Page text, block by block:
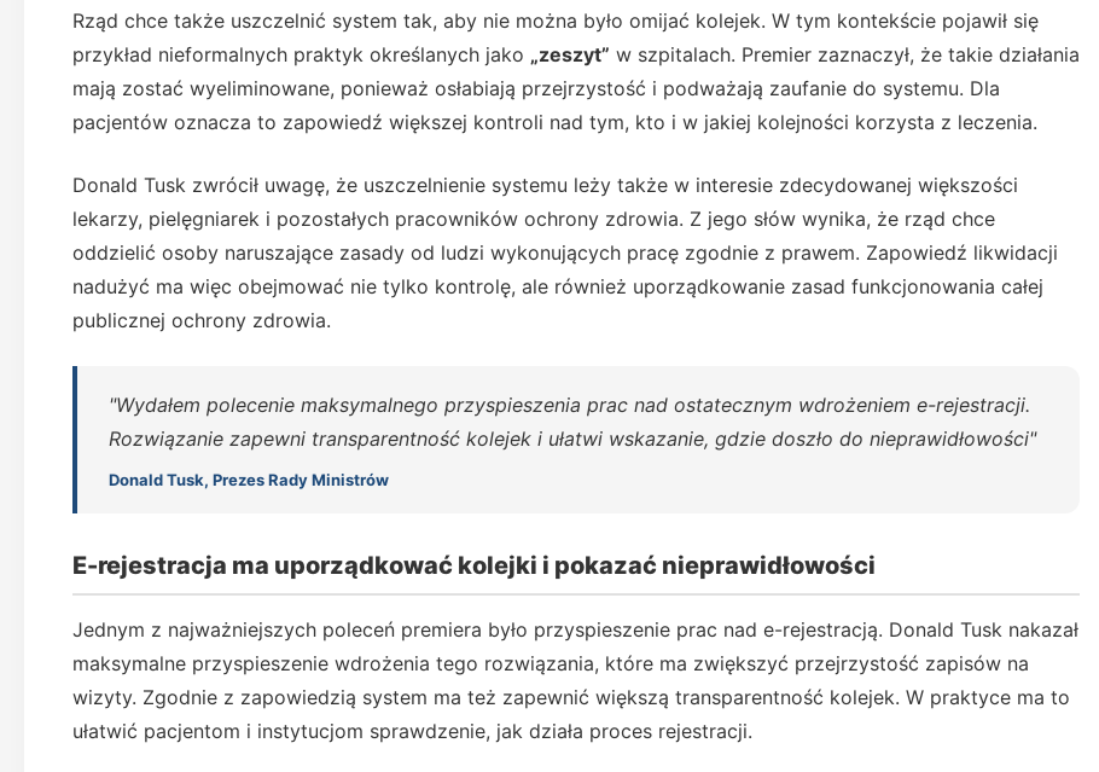
Rząd chce także uszczelnić system tak, aby nie można było omijać kolejek. W tym kontekście pojawił się
przykład nieformalnych praktyk określanych jako „zeszyt” w szpitalach. Premier zaznaczył, że takie działania
mają zostać wyeliminowane, ponieważ osłabiają przejrzystość i podważają zaufanie do systemu. Dla
pacjentów oznacza to zapowiedź większej kontroli nad tym, kto i w jakiej kolejności korzysta z leczenia.
Donald Tusk zwrócił uwagę, że uszczelnienie systemu leży także w interesie zdecydowanej większości
lekarzy, pielęgniarek i pozostałych pracowników ochrony zdrowia. Z jego słów wynika, że rząd chce
oddzielić osoby naruszające zasady od ludzi wykonujących pracę zgodnie z prawem. Zapowiedź likwidacji
nadużyć ma więc obejmować nie tylko kontrolę, ale również uporządkowanie zasad funkcjonowania całej
publicznej ochrony zdrowia.
"Wydałem polecenie maksymalnego przyspieszenia prac nad ostatecznym wdrożeniem e-rejestracji.
Rozwiązanie zapewni transparentność kolejek i ułatwi wskazanie, gdzie doszło do nieprawidłowości"
Donald Tusk, Prezes Rady Ministrów
E-rejestracja ma uporządkować kolejki i pokazać nieprawidłowości
Jednym z najważniejszych poleceń premiera było przyspieszenie prac nad e-rejestracją. Donald Tusk nakazał
maksymalne przyspieszenie wdrożenia tego rozwiązania, które ma zwiększyć przejrzystość zapisów na
wizyty. Zgodnie z zapowiedzią system ma też zapewnić większą transparentność kolejek. W praktyce ma to
ułatwić pacjentom i instytucjom sprawdzenie, jak działa proces rejestracji.